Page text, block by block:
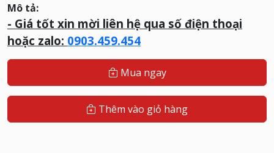
Mô tả:
- Giá tốt xin mời liên hệ qua số điện thoại
hoặc zalo: 0903.459.454
Mua ngay
Thêm vào giỏ hàng